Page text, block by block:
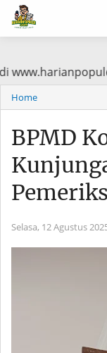
Baca di
Home
BPMD
Selasa, 12 Agustus